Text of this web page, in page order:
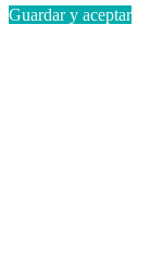
Guardar y aceptar